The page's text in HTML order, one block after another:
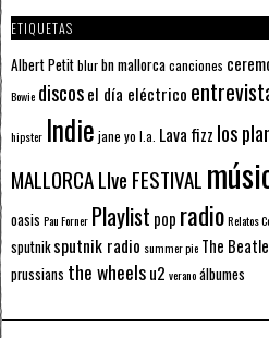
ETIQUETAS
Albert Petitblurbn mallorcacanciones
Bowie discosel día eléctrico
hipster Indie jane yo l.a. Lava fizz los
MALLORCA LIve FESTIVAL
oasis Pau Forner Playlist pop radioRelatos
sputnik sputnik radio summer pie The
prussians the wheelsu2 veranoálbumes